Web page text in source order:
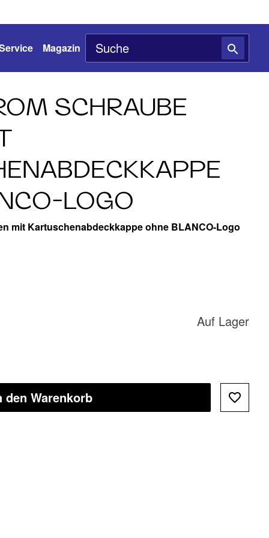
Magazin
SCHRAUBE
LOGO
mit Kartuschenabdeckkappe ohne BLANCO-Logo
Auf Lager
den Warenkorb